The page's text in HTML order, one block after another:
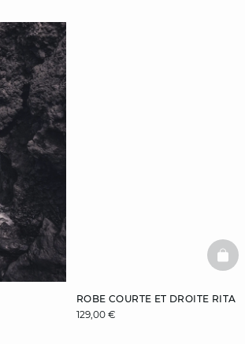
ROBE COURTE ET DROITE RITA
129,00 €